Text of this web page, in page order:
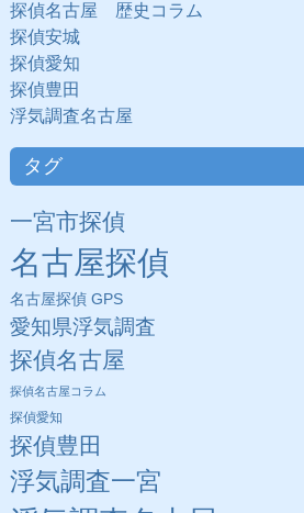
探偵名古屋 歴史コラム
探偵安城
探偵愛知
探偵豊田
浮気調査名古屋
タグ
一宮市探偵
名古屋探偵
名古屋探偵 GPS
愛知県浮気調査
探偵名古屋
探偵名古屋コラム
探偵愛知
探偵豊田
浮気調査一宮